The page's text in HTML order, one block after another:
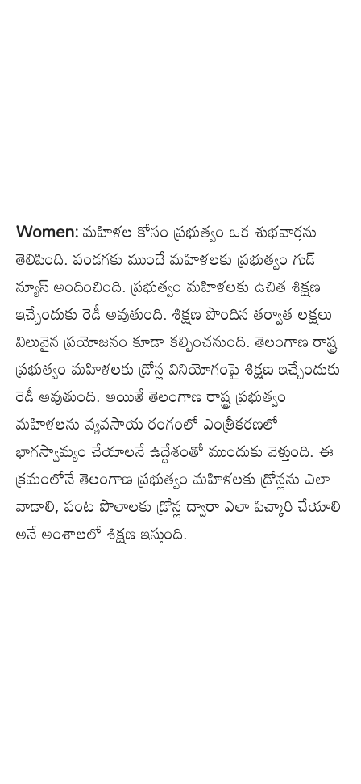
Women:మహిళల కోసం ప్రభుత్వం ఒక శుభవార్తను
తెలిపింది. పండగకు ముందే మహిళలకు ప్రభుత్వం గుడ్
న్యూస్ అందించింది. ప్రభుత్వం మహిళలకు ఉచిత శిక్షణ
ఇచ్చేందుకు రెడీ అవుతుంది. శిక్షణ పొందిన తర్వాత లక్షలు
విలువైన ప్రయోజనం కూడా కల్పించనుంది. తెలంగాణ రాష్ట్ర
ప్రభుత్వం మహిళలకు డ్రోన్ల వినియోగంపై శిక్షణ ఇచ్చేందుకు
రెడీ అవుతుంది. అయితే తెలంగాణ రాష్ట్ర ప్రభుత్వం
మహిళలను వ్యవసాయ రంగంలో ఎంత్రీకరణలో
భాగస్వామ్యం చేయాలనే ఉద్దేశంతో ముందుకు వెళ్తుంది. ఈ
క్రమంలోనే తెలంగాణ ప్రభుత్వం మహిళలకు డ్రోన్లను ఎలా
వాడాలి, పంట పొలాలకు డ్రోన్ల ద్వారా ఎలా పిచ్కారి చేయాలి
అనే అంశాలలో శిక్షణ ఇస్తుంది.